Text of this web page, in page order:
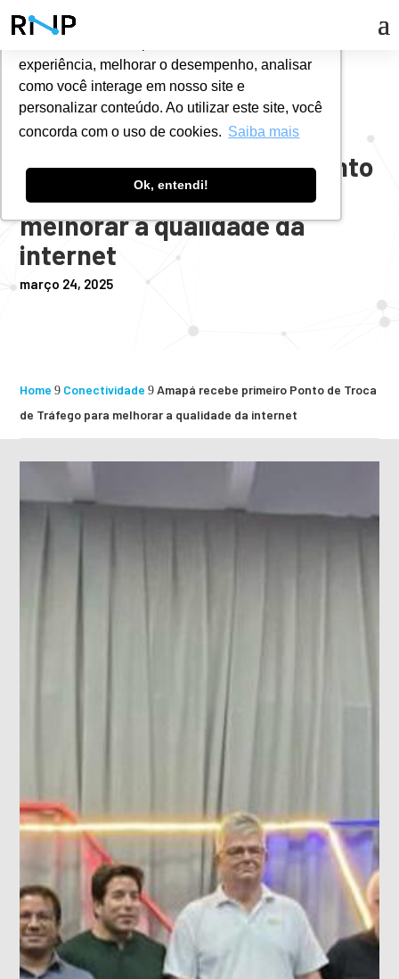
experiência, melhorar o desempenho, analisar
como você interage em nosso site e
personalizar conteúdo. Ao utilizar este site, você
concorda com o uso de cookies. Saiba mais
Ok, entendi!
# NOTÍCIAS
Amapá recebe primeiro Ponto
de Troca de Tráfego para
melhorar a qualidade da
internet
março 24, 2025
Home 9 Conectividade 9 Amapá recebe primeiro Ponto de Troca
de Tráfego para melhorar a qualidade da internet